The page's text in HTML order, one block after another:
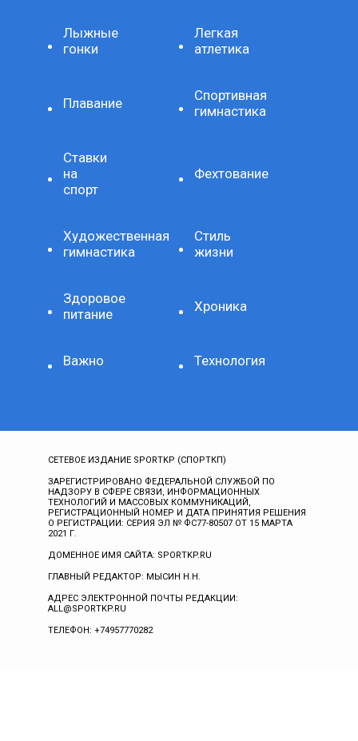
Лыжные
гонки
Легкая
атлетика
Плавание
Спортивная
гимнастика
Ставки
на
спорт
Фехтование
Художественная
гимнастика
Стиль
жизни
Здоровое
питание
Хроника
Важно Технология
СЕТЕВОЕ ИЗДАНИЕ SPORTKP (СПОРТКП)
ЗАРЕГИСТРИРОВАНО ФЕДЕРАЛЬНОЙ СЛУЖБОЙ ПО
НАДЗОРУ В СФЕРЕ СВЯЗИ, ИНФОРМАЦИОННЫХ
ТЕХНОЛОГИЙ И МАССОВЫХ КОММУНИКАЦИЙ,
РЕГИСТРАЦИОННЫЙ НОМЕР И ДАТА ПРИНЯТИЯ РЕШЕНИЯ
О РЕГИСТРАЦИИ: СЕРИЯ ЭЛ № ФС77-80507 ОТ 15 МАРТА
2021 Г.
ДОМЕННОЕ ИМЯ САЙТА: SPORTKP.RU
ГЛАВНЫЙ РЕДАКТОР: МЫСИН Н.Н.
АДРЕС ЭЛЕКТРОННОЙ ПОЧТЫ РЕДАКЦИИ:
ALL@SPORTKP.RU
ТЕЛЕФОН: +74957770282